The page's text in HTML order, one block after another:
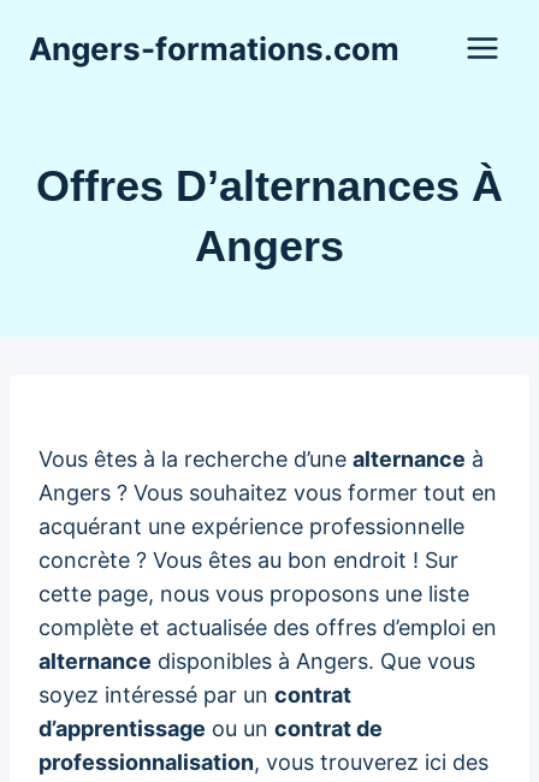
Angers-formations.com
Offres D’alternances À
Angers
Vous êtes à la recherche d’une alternance à
Angers ? Vous souhaitez vous former tout en
acquérant une expérience professionnelle
concrète ? Vous êtes au bon endroit ! Sur
cette page, nous vous proposons une liste
complète et actualisée des offres d’emploi en
alternance disponibles à Angers. Que vous
soyez intéressé par un contrat
d’apprentissage ou un contrat de
professionnalisation, vous trouverez ici des